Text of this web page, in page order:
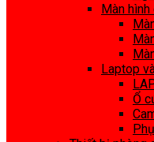
Màn hình
Laptop
Ổ